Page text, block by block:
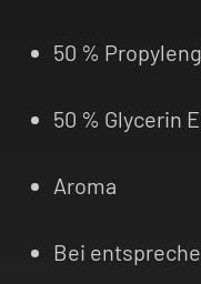
50 %
50 % Glycerin
Aroma
Bei